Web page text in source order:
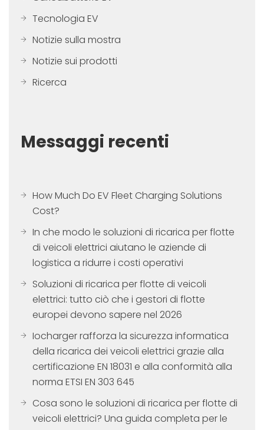
Tecnologia EV
Notizie sulla mostra
Notizie sui prodotti
Ricerca
Messaggi recenti
How Much Do EV Fleet Charging Solutions
Cost?
In che modo le soluzioni di ricarica per flotte
di veicoli elettrici aiutano le aziende di
logistica a ridurre i costi operativi
Soluzioni di ricarica per flotte di veicoli
elettrici: tutto ciò che i gestori di flotte
europei devono sapere nel 2026
Iocharger rafforza la sicurezza informatica
della ricarica dei veicoli elettrici grazie alla
certificazione EN 18031 e alla conformità alla
norma ETSI EN 303 645
Cosa sono le soluzioni di ricarica per flotte di
veicoli elettrici? Una guida completa per le